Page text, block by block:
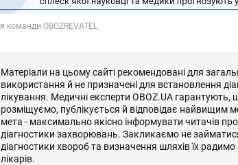
Матеріали на цьому сайті рекомендовані для
використання й не призначені для встановлення
лікування. Медичні експерти OBOZ.UA гарантують,
розміщуємо, публікується й відповідає найвищим
мета - максимально якісно інформувати читачів
діагностики захворювань. Закликаємо не
діагностики хвороб та визначення шляхів їх
лікарів.